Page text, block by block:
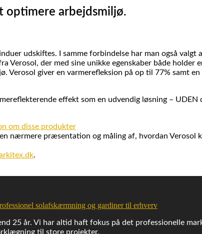
optimere arbejdsmiljø.
udskiftes. I samme forbindelse har man også valgt
Verosol, der med sine unikke egenskaber både holder
Verosol giver en varmerefleksion på op til 77% samt en
effekt som en udvendig løsning – UDEN
om disse produkter
nærmere præsentation og måling af, hvordan Verosol
.
25 år. Vi har altid haft fokus på det professionelle
til store projekter.